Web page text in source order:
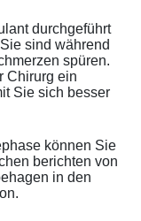
durchgeführt
sind während
spüren.
Chirurg ein
Sie sich besser
können Sie
berichten von
in den